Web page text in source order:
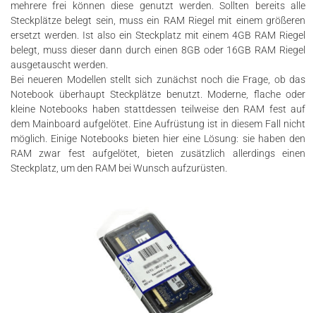
mehrere frei können diese genutzt werden. Sollten bereits alle
Steckplätze belegt sein, muss ein RAM Riegel mit einem größeren
ersetzt werden. Ist also ein Steckplatz mit einem 4GB RAM Riegel
belegt, muss dieser dann durch einen 8GB oder 16GB RAM Riegel
ausgetauscht werden.
Bei neueren Modellen stellt sich zunächst noch die Frage, ob das
Notebook überhaupt Steckplätze benutzt. Moderne, flache oder
kleine Notebooks haben stattdessen teilweise den RAM fest auf
dem Mainboard aufgelötet. Eine Aufrüstung ist in diesem Fall nicht
möglich. Einige Notebooks bieten hier eine Lösung: sie haben den
RAM zwar fest aufgelötet, bieten zusätzlich allerdings einen
Steckplatz, um den RAM bei Wunsch aufzurüsten.